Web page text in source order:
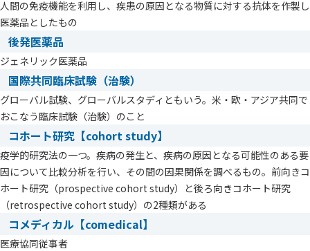
人間の免疫機能を利用し、疾患の原因となる物質に対する抗体を作製し
医薬品としたもの
後発医薬品
ジェネリック医薬品
国際共同臨床試験（治験）
グローバル試験、グローバルスタディともいう。米・欧・アジア共同で
おこなう臨床試験（治験）のこと
コホート研究【cohort study】
疫学的研究法の一つ。疾病の発生と、疾病の原因となる可能性のある要
因について比較分析を行い、その間の因果関係を調べるもの。前向きコ
ホート研究（prospective cohort study）と後ろ向きコホート研究
（retrospective cohort study）の2種類がある
コメディカル【comedical】
医療協同従事者